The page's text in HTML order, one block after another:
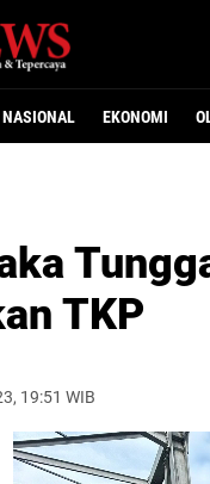
NASIONAL EKONOMI
TKP
19:51 WIB